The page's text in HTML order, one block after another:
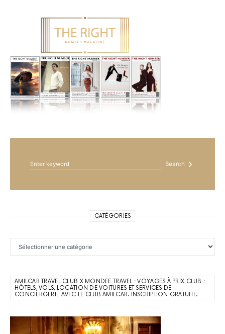
Search
CATÉGORIES
AMILCAR TRAVEL CLUB X MONDEE TRAVEL : VOYAGES À PRIX CLUB :
HÔTELS, VOLS, LOCATION DE VOITURES ET SERVICES DE
CONCIERGERIE AVEC LE CLUB AMILCAR. INSCRIPTION GRATUITE.